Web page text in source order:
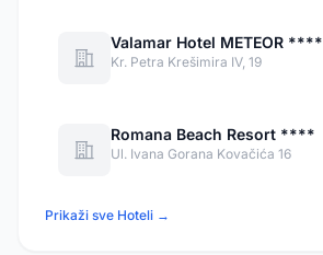
Valamar Hotel METEOR ****
Kr. Petra Krešimira IV, 19
Romana Beach Resort ****
Ul. Ivana Gorana Kovačića 16
Prikaži sve Hoteli →